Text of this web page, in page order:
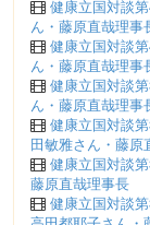
健康立国対談
ん・藤原直哉理事
健康立国対談
ん・藤原直哉理事
健康立国対談
ん・藤原直哉理事
健康立国対談
田敏雅さん・藤原
健康立国対談
藤原直哉理事長
健康立国対談